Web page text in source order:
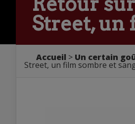
Street, un
Accueil > Un certain
Street, un film sombre et